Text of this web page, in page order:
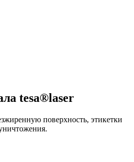
tesa®laser
поверхность, этикетки